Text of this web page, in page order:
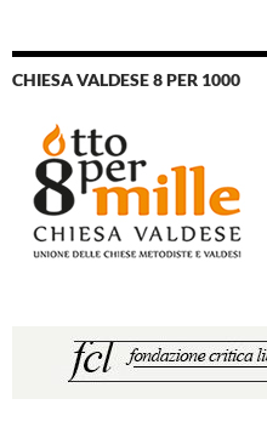
CHIESA VALDESE 8 PER 1000